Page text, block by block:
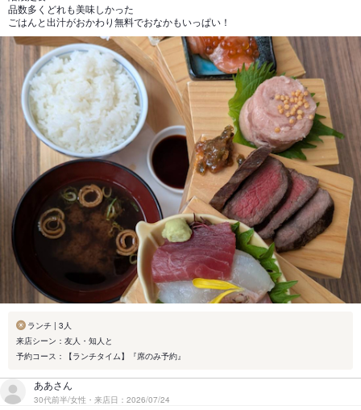
品数多くどれも美味しかった
ごはんと出汁がおかわり無料でおなかもいっぱい！
ランチ | 3人
来店シーン：友人・知人と
予約コース：【ランチタイム】『席のみ予約』
ああさん
30代前半/女性・来店日：2026/07/24